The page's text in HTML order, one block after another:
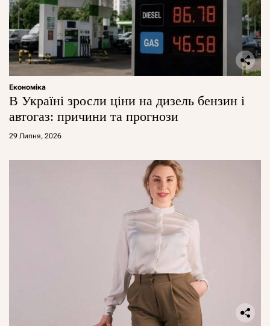
Економіка
В Україні зросли ціни на дизель бензин і
автогаз: причини та прогнози
29 Липня, 2026